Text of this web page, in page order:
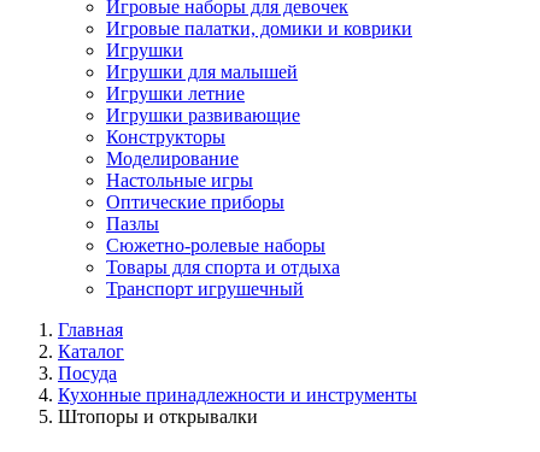
Игровые наборы для девочек
Игровые палатки, домики и коврики
Игрушки
Игрушки для малышей
Игрушки летние
Игрушки развивающие
Конструкторы
Моделирование
Настольные игры
Оптические приборы
Пазлы
Сюжетно-ролевые наборы
Товары для спорта и отдыха
Транспорт игрушечный
Главная
Каталог
Посуда
Кухонные принадлежности и инструменты
Штопоры и открывалки